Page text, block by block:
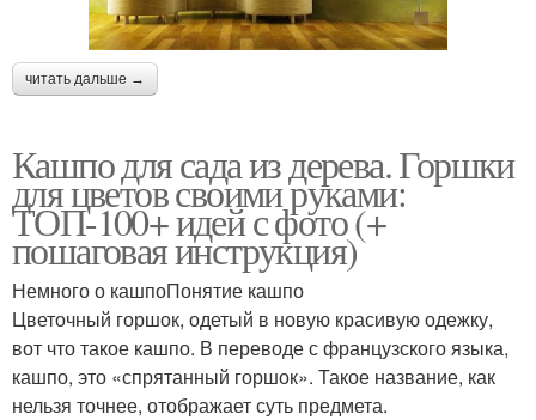
читать дальше →
Кашпо для сада из дерева. Горшки
для цветов своими руками:
ТОП-100+ идей с фото (+
пошаговая инструкция)
Немного о кашпоПонятие кашпо
Цветочный горшок, одетый в новую красивую одежку,
вот что такое кашпо. В переводе с французского языка,
кашпо, это «спрятанный горшок». Такое название, как
нельзя точнее, отображает суть предмета.